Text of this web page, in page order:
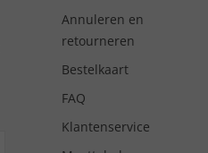
Annuleren en
retourneren
Bestelkaart
FAQ
Klantenservice